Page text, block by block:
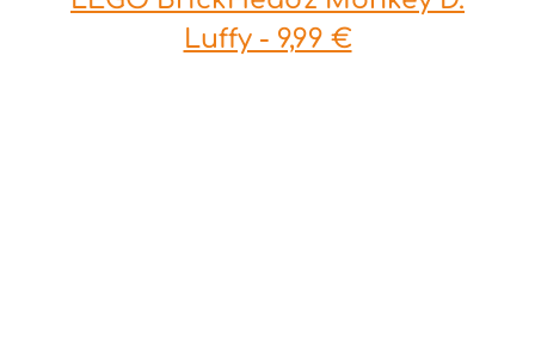
Luffy - 9,99 €